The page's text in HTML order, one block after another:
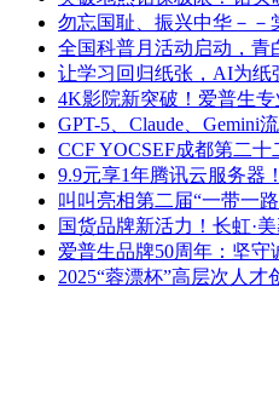
勿忘国耻、振兴中华－－
全国科普月活动启动，青
让学习回归纸张，AI为纸
4K影院新突破！爱普生
GPT-5、Claude、Gemini
CCF YOCSEF成都第二
9.9元享1年腾讯云服务器
叫叫亮相第二届“一带一
国货品牌新活力！长虹·
爱普生品牌50周年：坚
2025“蓉漂杯”高层次人